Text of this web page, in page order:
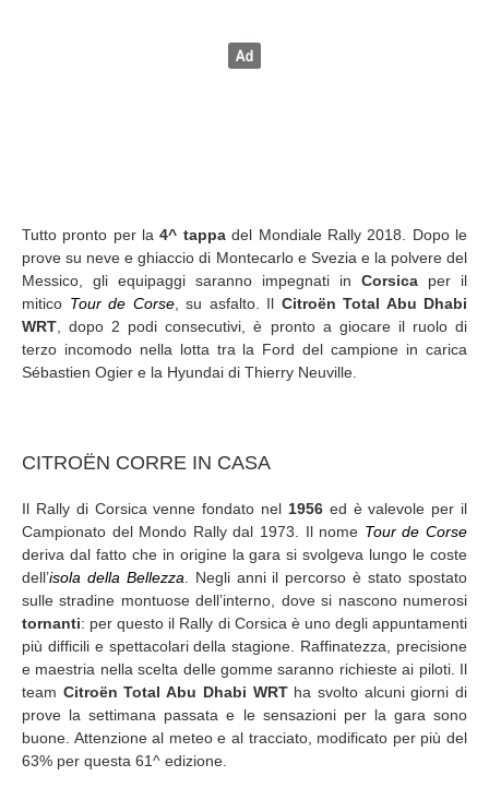
Tutto pronto per la4^ tappadel Mondiale Rally 2018. Dopo le
prove su neve e ghiaccio di Montecarlo e Svezia e la polvere del
Messico, gli equipaggi saranno impegnati in Corsica per il
mitico Tour de Corse, su asfalto. Il Citroën Total Abu Dhabi
WRT , dopo 2 podi consecutivi, è pronto a giocare il ruolo di
terzo incomodo nella lotta tra la Ford del campione in carica
Sébastien Ogier e la Hyundai di Thierry Neuville.
CITROËN CORRE IN CASA
Il Rally di Corsica venne fondato nel 1956ed è valevole per il
Campionato del Mondo Rally dal 1973. Il nome Tour de Corse
deriva dal fatto che in origine la gara si svolgeva lungo le coste
dell’isola della Bellezza . Negli anni il percorso è stato spostato
sulle stradine montuose dell’interno, dove si nascono numerosi
tornanti: per questo il Rally di Corsica è uno degli appuntamenti
più difficili e spettacolari della stagione. Raffinatezza, precisione
e maestria nella scelta delle gomme saranno richieste ai piloti. Il
team Citroën Total Abu Dhabi WRT ha svolto alcuni giorni di
prove la settimana passata e le sensazioni per la gara sono
buone. Attenzione al meteo e al tracciato, modificato per più del
63% per questa 61^ edizione.